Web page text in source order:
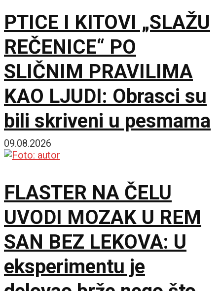
pretpostavku
PTICE I KITOVI „SLAŽU
REČENICE“ PO
SLIČNIM PRAVILIMA
KAO LJUDI: Obrasci su
bili skriveni u pesmama
09.08.2026
FLASTER NA ČELU
UVODI MOZAK U REM
SAN BEZ LEKOVA: U
eksperimentu je